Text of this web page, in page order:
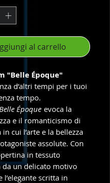
al carrello
"Belle Époque"
d’altri tempi per i tuoi
tempo.
Belle Époque evoca la
e il romanticismo di
in cui l’arte e la bellezza
assolute. Con
in tessuto
da un delicato motivo
l’elegante scritta in